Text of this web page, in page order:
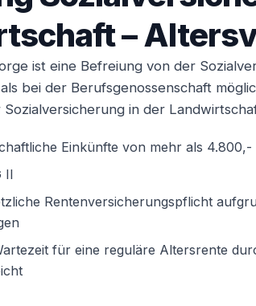
–
ist eine Befreiung von der
bei der Berufsgenossenschaft
in der
Einkünfte von mehr als
II
Rentenversicherungspflicht
für eine reguläre Altersrente